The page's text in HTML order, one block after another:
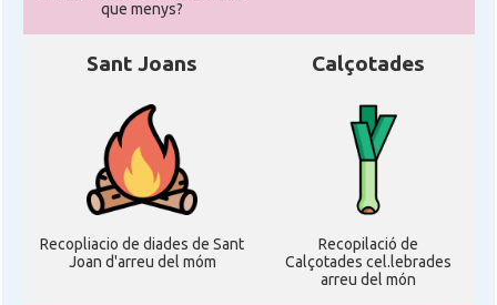
que menys?
Sant Joans
Recopliacio de diades de Sant
Joan d'arreu del móm
Calçotades
Recopilació de
Calçotades cel.lebrades
arreu del món